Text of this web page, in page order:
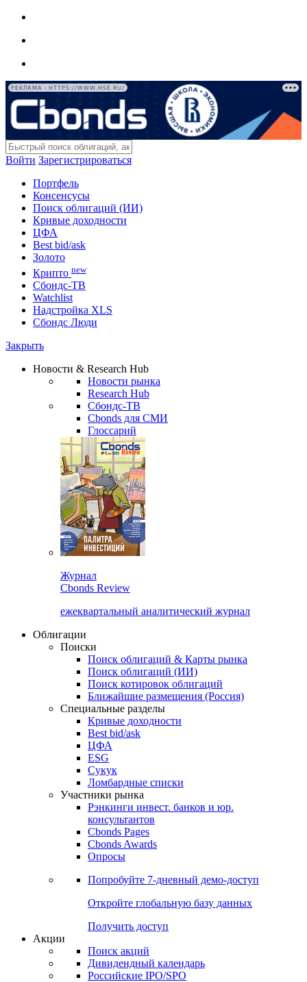
РЕКЛАМА • HTTPS://WWW.HSE.RU/
Войти Зарегистрироваться
Портфель
Консенсусы
Поиск облигаций (ИИ)
Кривые доходности
ЦФА
Best bid/ask
Золото
Крипто new
Сбондс-ТВ
Watchlist
Надстройка XLS
Сбондс Люди
Закрыть
Новости & Research Hub
Новости рынка
Research Hub
Сбондс-ТВ
Cbonds для СМИ
Глоссарий
Журнал
Cbonds Review
ежеквартальный аналитический журнал
Облигации
Поиски
Поиск облигаций & Карты рынка
Поиск облигаций (ИИ)
Поиск котировок облигаций
Ближайшие размещения (Россия)
Специальные разделы
Кривые доходности
Best bid/ask
ЦФА
ESG
Сукук
Ломбардные списки
Участники рынка
Рэнкинги инвест. банков и юр.
консультантов
Cbonds Pages
Cbonds Awards
Опросы
Попробуйте 7-дневный демо-доступ
Откройте глобальную базу данных
Получить доступ
Акции
Поиск акций
Дивидендный календарь
Российские IPO/SPO